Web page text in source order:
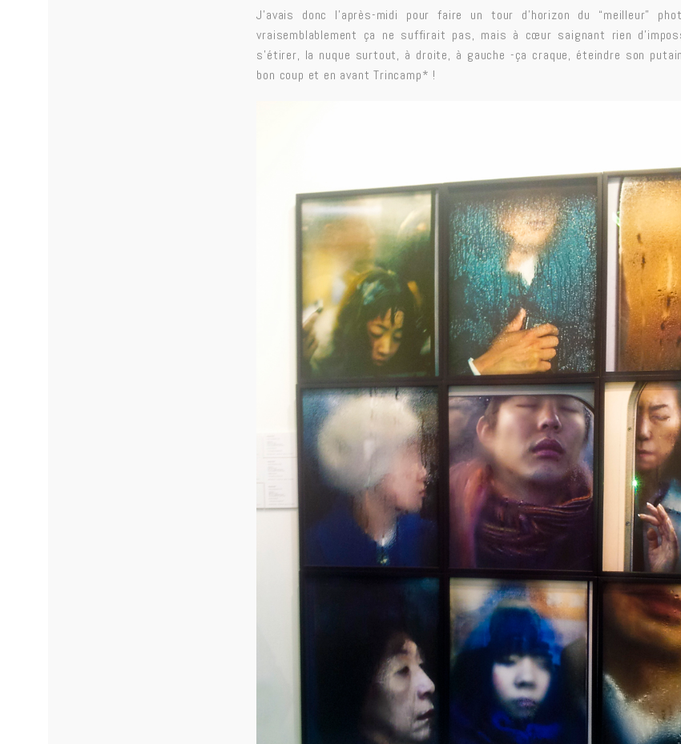
J’avais donc l’après-midi pour faire un tour d’horizon du “meilleur”
vraisemblablement ça ne suffirait pas, mais à cœur saignant rien
s’étirer, la nuque surtout, à droite, à gauche -ça craque, éteindre son
bon coup et en avant Trincamp* !